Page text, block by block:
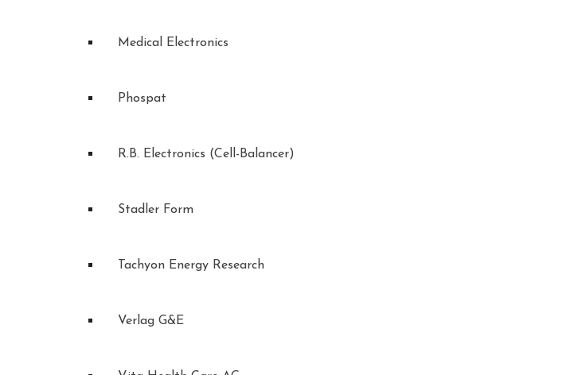
Medical Electronics
Phospat
R.B. Electronics (Cell-Balancer)
Stadler Form
Tachyon Energy Research
Verlag G&E